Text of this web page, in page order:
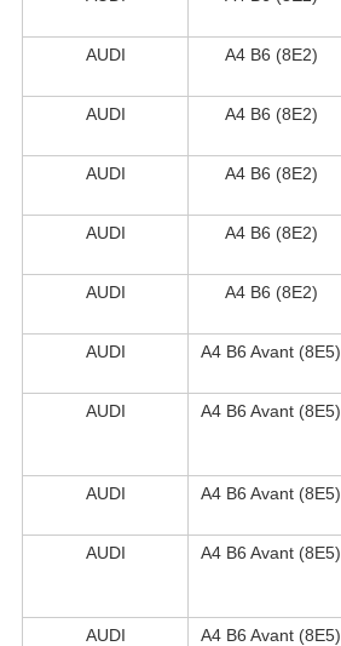
AUDI
A4 B6 (8E2)
AUDI
A4 B6 (8E2)
AUDI
A4 B6 (8E2)
AUDI
A4 B6 (8E2)
AUDI
A4 B6 (8E2)
AUDI
A4 B6 Avant (8E5)
AUDI
A4 B6 Avant (8E5)
AUDI
A4 B6 Avant (8E5)
AUDI
A4 B6 Avant (8E5)
AUDI
A4 B6 Avant (8E5)